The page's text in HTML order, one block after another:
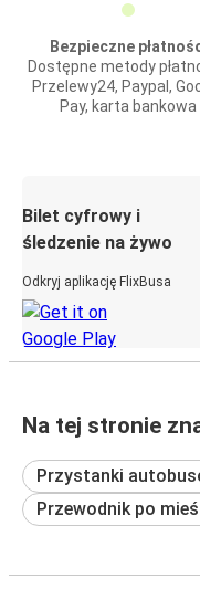
Bezpieczne
Dostępne metody
Przelewy24, Paypal,
Pay, karta bankowa
Bilet cyfrowy i
śledzenie na żywo
Odkryj aplikację FlixBusa
Na tej stronie
Przystanki
Przewodnik po